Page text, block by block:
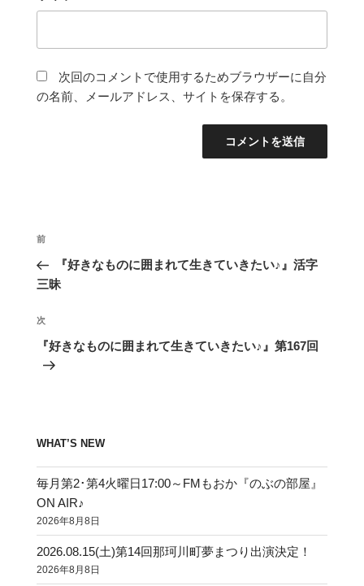
次回のコメントで使用するためブラウザーに自分
の名前、メールアドレス、サイトを保存する。
投
ナ
ゲ
ー
シ
前
の
投
前
『好きなものに囲まれて生きていきたい♪』活字
三昧
次
の
次
『好きなものに囲まれて生きていきたい♪』第167回
WHAT’S NEW
毎月第2･第4火曜日17:00～FMもおか『のぶの部屋』
ON AIR♪
2026年8月8日
2026.08.15(土)第14回那珂川町夢まつり出演決定！
2026年8月8日